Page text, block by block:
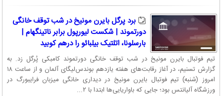
برد پرگل بایرن مونیخ در شب توقف خانگی
دورتموند | شکست لیورپول برابر ناتینگهام |
بارسلونا، اتلتیک بیلبائو را درهم کوبید
تیم فوتبال بایرن مونیخ در شب توقف خانگی دورتموند کامبکی پُرگل زد. به
گزارش تسنیم، در آغاز رقابت‌های هفته یازدهم بوندس‌لیگای آلمان و از ساعت ۱۸
امروز (شنبه) تیم فوتبال بایرن مونیخ در دیداری خانگی میزبان فرایبورگ در
ورزشگاه آلیانتس بود؛ جایی که باواریایی‌ها ابتدا با ۲...